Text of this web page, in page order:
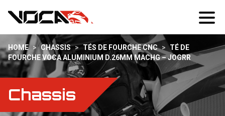
HOME > CHASSIS > TÉS DE FOURCHE CNC > TÉ DE
FOURCHE VOCA ALUMINIUM D.26MM MACHG – JOGRR
Chassis